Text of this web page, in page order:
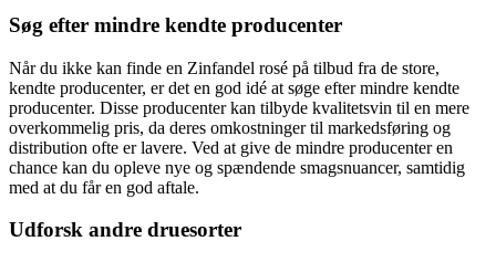
Søg efter mindre kendte producenter
Når du ikke kan finde en Zinfandel rosé på tilbud fra de store,
kendte producenter, er det en god idé at søge efter mindre kendte
producenter. Disse producenter kan tilbyde kvalitetsvin til en mere
overkommelig pris, da deres omkostninger til markedsføring og
distribution ofte er lavere. Ved at give de mindre producenter en
chance kan du opleve nye og spændende smagsnuancer, samtidig
med at du får en god aftale.
Udforsk andre druesorter